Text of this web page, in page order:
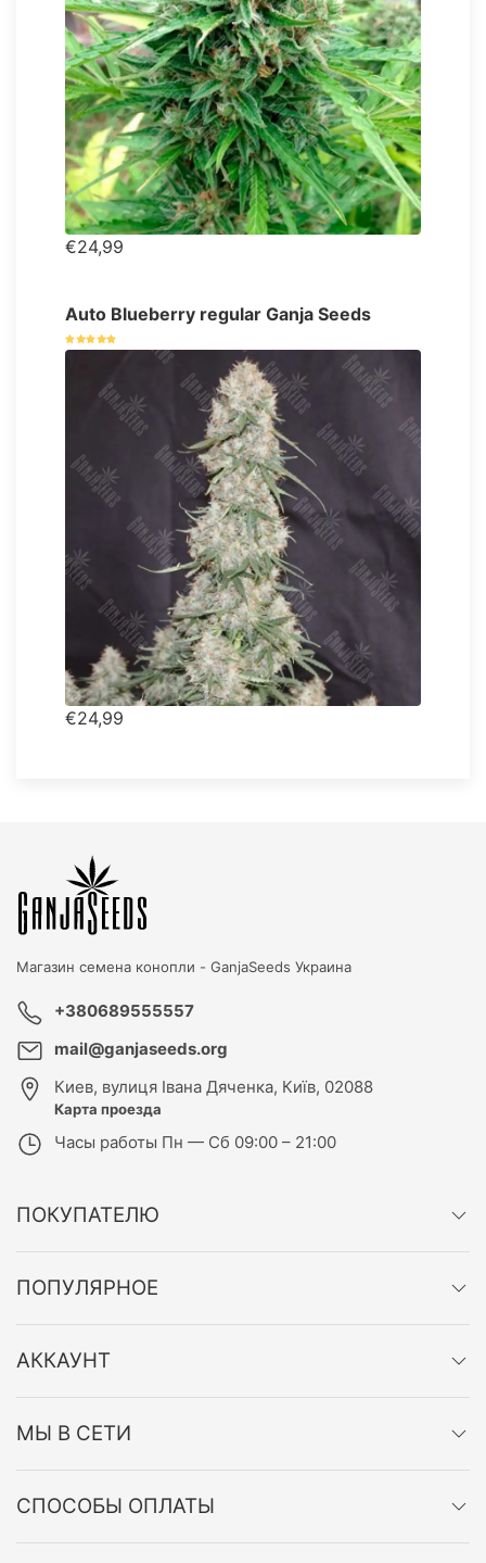
€24,99
Auto Blueberry regular Ganja Seeds
€24,99
Магазин семена конопли - GanjaSeeds Украина
+380689555557
mail@ganjaseeds.org
Киев, вулиця Івана Дяченка, Київ, 02088
Карта проезда
Часы работы Пн — Сб 09:00 – 21:00
ПОКУПАТЕЛЮ
ПОПУЛЯРНОЕ
АККАУНТ
МЫ В СЕТИ
СПОСОБЫ ОПЛАТЫ